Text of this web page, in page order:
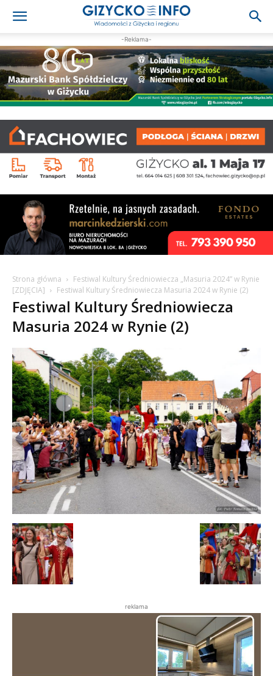
-Reklama-
Strona główna
Festiwal Kultury Średniowiecza „Masuria 2024” w Rynie
[ZDJĘCIA]
Festiwal Kultury Średniowiecza Masuria 2024 w Rynie (2)
Festiwal Kultury Średniowiecza
Masuria 2024 w Rynie (2)
reklama